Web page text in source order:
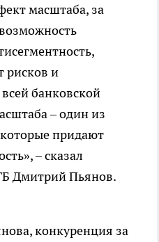
масштаба, за
рисков и
банковской
– один из
придают
– сказал
Дмитрий Пьянов.
конкуренция за